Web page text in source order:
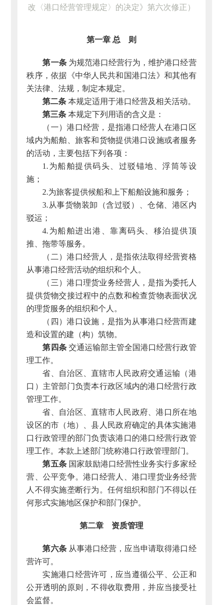
改〈港口经营管理规定〉的决定》第六次修正）
第一章 总 则
第一条为规范港口经营行为，维护港口经营
秩序，依据《中华人民共和国港口法》和其他有
关法律、法规，制定本规定。
第二条 本规定适用于港口经营及相关活动。
第三条 本规定下列用语的含义是：
（一）港口经营，是指港口经营人在港口区
域内为船舶、旅客和货物提供港口设施或者服务
的活动，主要包括下列各项：
1.为船舶提供码头、过驳锚地、浮筒等设
施；
2.为旅客提供候船和上下船舶设施和服务；
3.从事货物装卸（含过驳）、仓储、港区内
驳运；
4.为船舶进出港、靠离码头、移泊提供顶
推、拖带等服务。
（二）港口经营人，是指依法取得经营资格
从事港口经营活动的组织和个人。
（三）港口理货业务经营人，是指为委托人
提供货物交接过程中的点数和检查货物表面状况
的理货服务的组织和个人。
（四）港口设施，是指为从事港口经营而建
造和设置的建（构）筑物。
第四条交通运输部主管全国港口经营行政管
理工作。
省、自治区、直辖市人民政府交通运输（港
口）主管部门负责本行政区域内的港口经营行政
管理工作。
省、自治区、直辖市人民政府、港口所在地
设区的市（地）、县人民政府确定的具体实施港
口行政管理的部门负责该港口的港口经营行政管
理工作。本款上述部门统称港口行政管理部门。
第五条国家鼓励港口经营性业务实行多家经
营、公平竞争。港口经营人、港口理货业务经营
人不得实施垄断行为。任何组织和部门不得以任
何形式实施地区保护和部门保护。
第二章 资质管理
第六条从事港口经营，应当申请取得港口经
营许可。
实施港口经营许可，应当遵循公平、公正和
公开透明的原则，不得收取费用，并应当接受社
会监督。